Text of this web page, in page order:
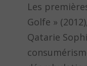
Les
Golfe »
Qatarie